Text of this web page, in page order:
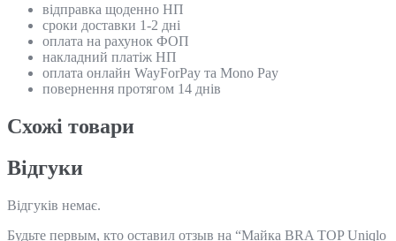
відправка щоденно НП
сроки доставки 1-2 дні
оплата на рахунок ФОП
накладний платіж НП
оплата онлайн WayForPay та Mono Pay
повернення протягом 14 днів
Схожi товари
Відгуки
Відгуків немає.
Будьте первым, кто оставил отзыв на “Майка BRA TOP Uniqlo